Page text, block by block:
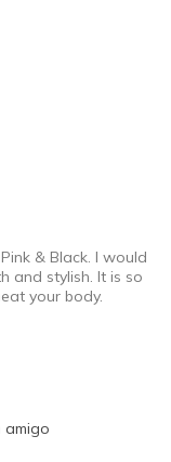
& Black. I would
and stylish. It is so
your body.
amigo